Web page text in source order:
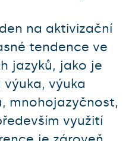
na aktivizační
tendence ve
jazyků, jako je
výuka
mnohojazyčnost,
využití